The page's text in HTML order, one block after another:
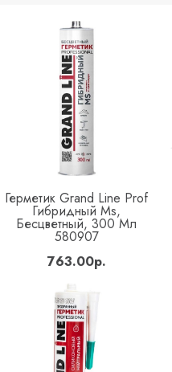
Купить
Герметик Grand Line Prof
Гибридный Ms,
Бесцветный, 300 Мл
580907
763.00р.